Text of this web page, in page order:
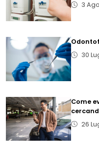
3
30
Come
26